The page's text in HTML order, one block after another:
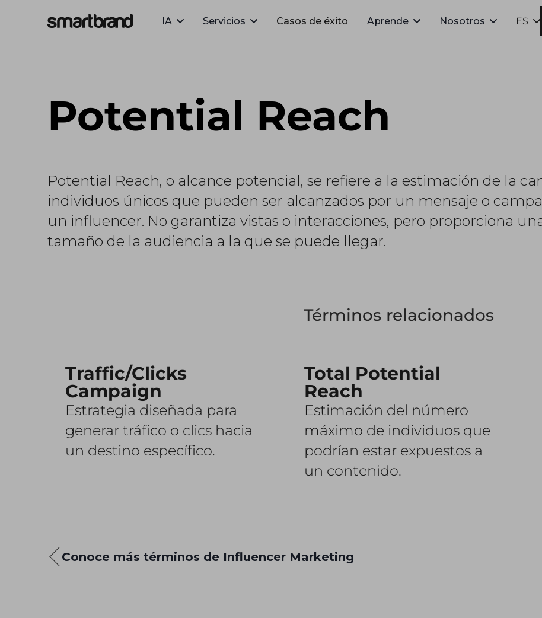
IA Servicios Casos de éxito Aprende Nosotros ES
Potential Reach
Potential Reach, o alcance potencial, se refiere a la estimación de la
individuos únicos que pueden ser alcanzados por un mensaje o
un influencer. No garantiza vistas o interacciones, pero proporciona
tamaño de la audiencia a la que se puede llegar.
Términos relacionados
Traffic/Clicks
Campaign
Estrategia diseñada para
generar tráfico o clics hacia
un destino específico.
Total Potential
Reach
Estimación del número
máximo de individuos que
podrían estar expuestos a
un contenido.
Conoce más términos de Influencer Marketing